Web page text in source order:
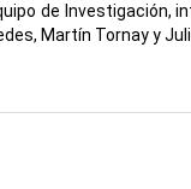
de Investigación,
Martín Tornay y